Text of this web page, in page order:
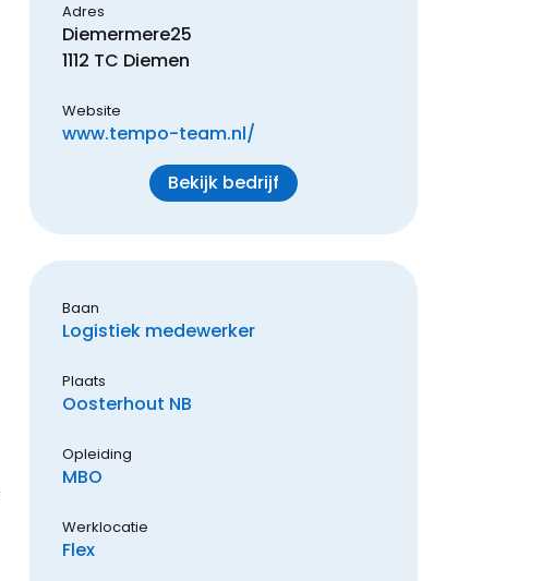
Adres
Diemermere25
1112 TC Diemen
Website
www.tempo-team.nl/
Bekijk bedrijf
Baan
Logistiek medewerker
Plaats
Oosterhout NB
Opleiding
MBO
Werklocatie
Flex